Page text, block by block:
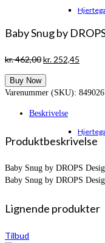
Baby Snug by
kr.462,00Den
pris
var:
kr. 252,45
er:
Buy Now
Varenummer (SKU):
Beskrivelse
Produktbeskrivelse
Baby Snug by DROPS
Baby Snug by DROPS
Lignende produkter
Tilbud